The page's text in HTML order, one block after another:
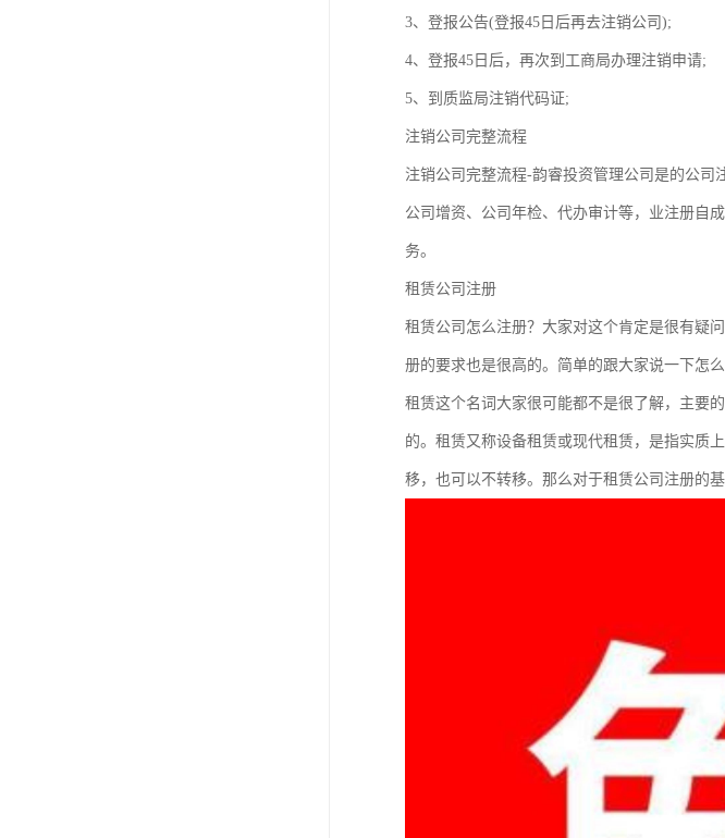
3、登报公告(登报45日后再去注销公司);
4、登报45日后，再次到工商局办理注销申请;
5、到质监局注销代码证;
注销公司完整流程
注销公司完整流程-韵睿投资管理公司是的公司
公司增资、公司年检、代办审计等，业注册自
务。
租赁公司注册
租赁公司怎么注册？大家对这个肯定是很有疑
册的要求也是很高的。简单的跟大家说一下怎么
租赁这个名词大家很可能都不是很了解，主要
的。租赁又称设备租赁或现代租赁，是指实质
移，也可以不转移。那么对于租赁公司注册的